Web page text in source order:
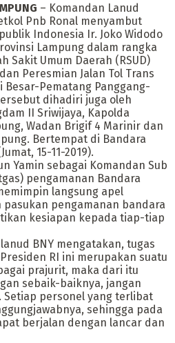
– Komandan Lanud
Pnb Ronal menyambut
Indonesia Ir. Joko Widodo
Lampung dalam rangka
Sakit Umum Daerah (RSUD)
Peresmian Jalan Tol Trans
Besar-Pematang Panggang-
dihadiri juga oleh
II Sriwijaya, Kapolda
Wadan Brigif 4 Marinir dan
Bertempat di Bandara
15-11-2019).
Yamin sebagai Komandan Sub
pengamanan Bandara
langsung apel
pengamanan bandara
kesiapan kepada tiap-tiap
BNY mengatakan, tugas
RI ini merupakan suatu
prajurit, maka dari itu
sebaik-baiknya, jangan
personel yang terlibat
sehingga pada
berjalan dengan lancar dan